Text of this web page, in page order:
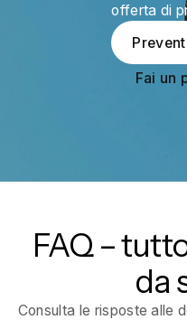
offerta di
Fai un
FAQ –
da
Consulta le risposte alle